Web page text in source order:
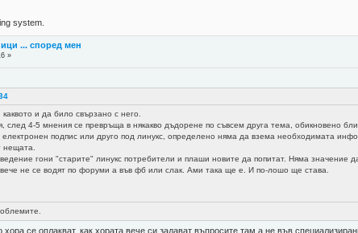
system.
... според мен
»
и да било свързано с него.
след 4-5 мнения се превръща в някакво дъдорене по съвсем друга тема, обикновено
подпис или друго под линукс, определено няма да взема необходимата
нещата.
гони "старите" линукс потребители и плаши новите да попитат. Няма значение
не се водят по форуми а във фб или слак. Ами така ще е. И по-лошо ще става.
се оплакват, как хората вече си задават въпросите там а не във